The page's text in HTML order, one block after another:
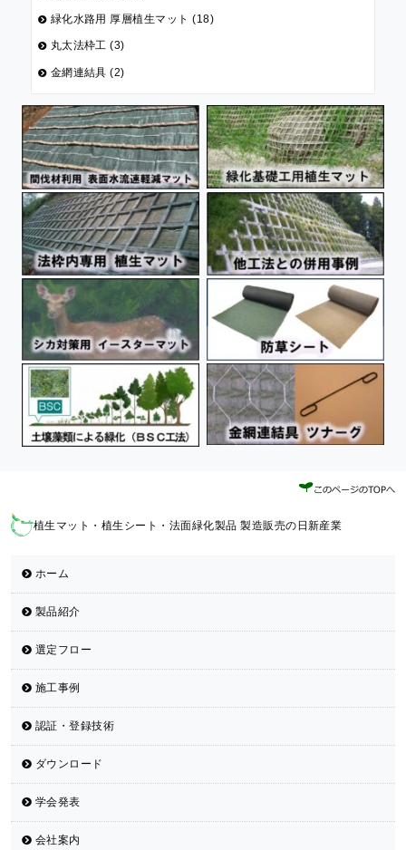
緑化水路用 厚層植生マット (18)
丸太法枠工 (3)
金網連結具 (2)
植生マット・植生シート・法面緑化製品 製造販売の日新産業
ホーム
製品紹介
選定フロー
施工事例
認証・登録技術
ダウンロード
学会発表
会社案内